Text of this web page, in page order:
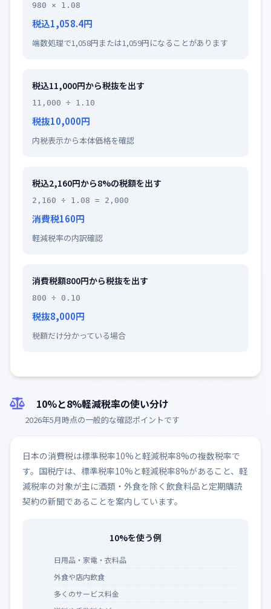
980 × 1.08
税込1,058.4円
端数処理で1,058円または1,059円になることがあります
税込11,000円から税抜を出す
11,000 ÷ 1.10
税抜10,000円
内税表示から本体価格を確認
税込2,160円から8%の税額を出す
2,160 ÷ 1.08 = 2,000
消費税160円
軽減税率の内訳確認
消費税額800円から税抜を出す
800 ÷ 0.10
税抜8,000円
税額だけ分かっている場合
10%と8%軽減税率の使い分け
2026年5月時点の一般的な確認ポイントです
日本の消費税は標準税率10%と軽減税率8%の複数税率で
す。国税庁は、標準税率10%と軽減税率8%があること、軽
減税率の対象が主に酒類・外食を除く飲食料品と定期購読
契約の新聞であることを案内しています。
10%を使う例
日用品・家電・衣料品
外食や店内飲食
多くのサービス料金